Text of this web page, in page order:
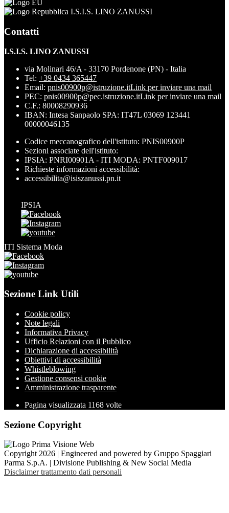
I.S.I.S. LINO ZANUSSI
Contatti
I.S.I.S. LINO ZANUSSI
via Molinari 46/A - 33170 Pordenone (PN) - Italia
Tel: +39 0434 365447
Email: pnis00900p@istruzione.itLink per inviare una mail
PEC: pnis00900p@pec.istruzione.itLink per inviare una mail
C.F.: 80008290936
IBAN: Intesa Sanpaolo SPA: IT47L 03069 123441
00000046135
Codice meccanografico dell'istituto: PNIS00900P
Sezioni associate dell'istituto:
IPSIA: PNRI00901A - ITI MODA: PNTF009017
Richieste informazioni accessibilità:
accessibilita@isiszanussi.pn.it
IPSIA
ITI Sistema Moda
Sezione Link Utili
Cookie policy
Note legali
Informativa Privacy
Ufficio Relazioni con il Pubblico
Dichiarazione di accessibilità
Obiettivi di accessibilità
Whistleblowing
Gestione consensi cookie
Amministrazione trasparente
Pagina visualizzata 1168 volte
Sezione Copyright
Copyright 2026 | Engineered and powered by Gruppo Spaggiari
Parma S.p.A. | Divisione Publishing & New Social Media
Disclaimer trattamento dati personali